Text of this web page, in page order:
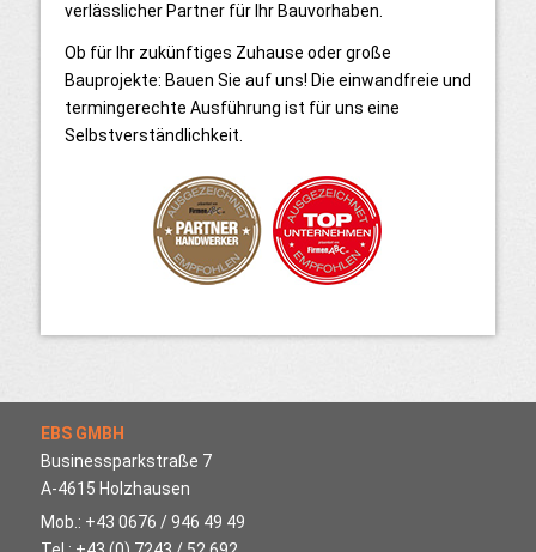
verlässlicher Partner für Ihr Bauvorhaben.
Ob für Ihr zukünftiges Zuhause oder große
Bauprojekte: Bauen Sie auf uns! Die einwandfreie und
termingerechte Ausführung ist für uns eine
Selbstverständlichkeit.
EBS GMBH
Businessparkstraße 7
A-4615 Holzhausen
Mob.: +43 0676 / 946 49 49